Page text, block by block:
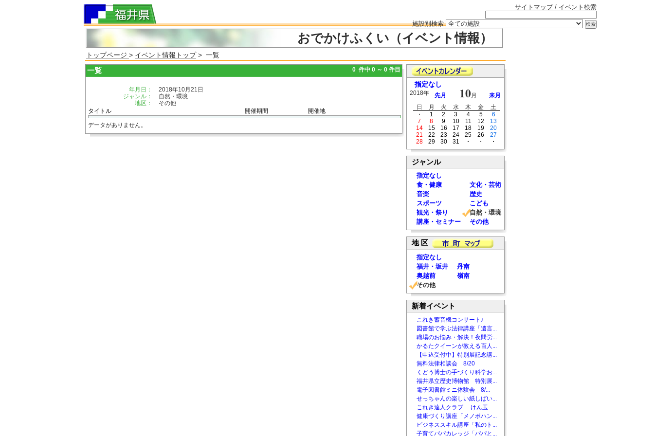
サイトマップ/ イベント検索
施設別検索
おでかけふくい（イベント情報）
トップページ > イベント情報トップ> 一覧
一覧 0 件中 0 ～ 0 件目
年月日：
2018年10月21日
ジャンル：
自然・環境
地区：
その他
タイトル
開催期間 開催地
データがありません。
指定なし
2018年 先月 10月
来月
日
月 火 水 木 金
土
・
1 2 3 4 5
6
7
8 9 10 11 12
13
14
15 16 17 18 19
20
21
22 23 24 25 26
27
28
29 30 31 ・ ・ ・
ジャンル
指定なし
食・健康
文化・芸術
音楽
歴史
スポーツ
こども
観光・祭り
自然・環境
講座・セミナー
その他
地 区
指定なし
福井・坂井
丹南
奥越前
嶺南
その他
新着イベント
これき蓄音機コンサート♪
図書館で学ぶ法律講座「遺言...
職場のお悩み・解決！夜間労...
かるたクイーンが教える百人...
【申込受付中】特別展記念講...
無料法律相談会 8/20
くどう博士の手づくり科学お...
福井県立歴史博物館 特別展...
電子図書館ミニ体験会 8/...
せっちゃんの楽しい紙しばい...
これき達人クラブ けん玉...
健康づくり講座「メノポハン...
ビジネススキル講座「私のト...
子育てパパカレッジ「パパと...